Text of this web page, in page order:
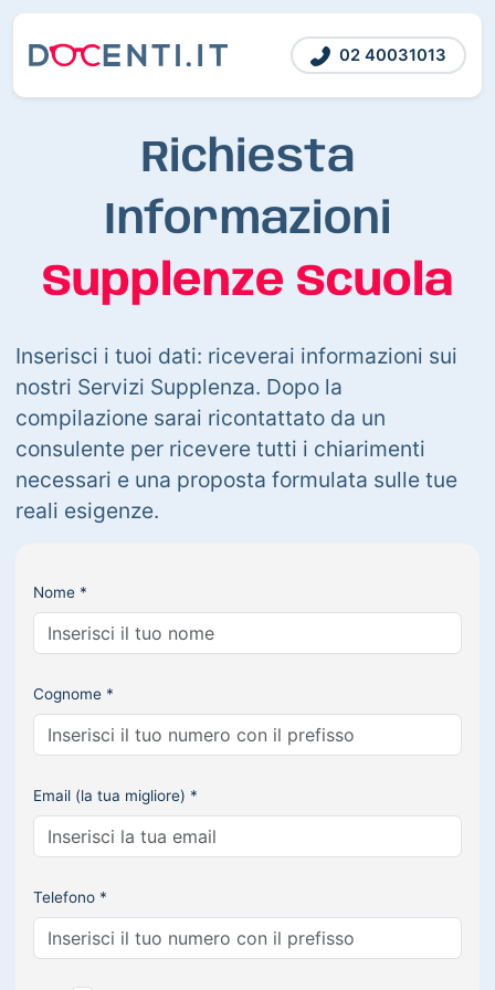
02 40031013
Richiesta
Informazioni
Supplenze Scuola
Inserisci i tuoi dati: riceverai informazioni sui
nostri Servizi Supplenza. Dopo la
compilazione sarai ricontattato da un
consulente per ricevere tutti i chiarimenti
necessari e una proposta formulata sulle tue
reali esigenze.
Nome *
Cognome *
Email (la tua migliore) *
Telefono *